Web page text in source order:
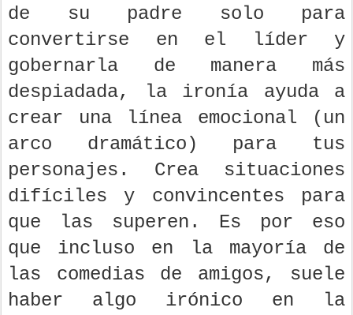
de su padre solo para
convertirse en el líder y
gobernarla de manera más
despiadada, la ironía ayuda a
crear una línea emocional (un
arco dramático) para tus
personajes. Crea situaciones
difíciles y convincentes para
que las superen. Es por eso
que incluso en la mayoría de
las comedias de amigos, suele
haber algo irónico en la